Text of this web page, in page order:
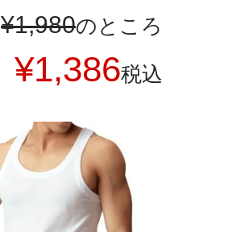
¥1,980のところ
¥1,386税込